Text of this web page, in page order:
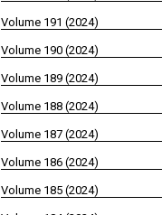
Volume 191 (2024)
Volume 190 (2024)
Volume 189 (2024)
Volume 188 (2024)
Volume 187 (2024)
Volume 186 (2024)
Volume 185 (2024)